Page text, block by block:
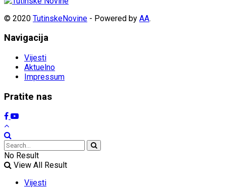
© 2020 TutinskeNovine - Powered by AA.
Navigacija
Vijesti
Aktuelno
Impressum
Pratite nas
No Result
View All Result
Vijesti